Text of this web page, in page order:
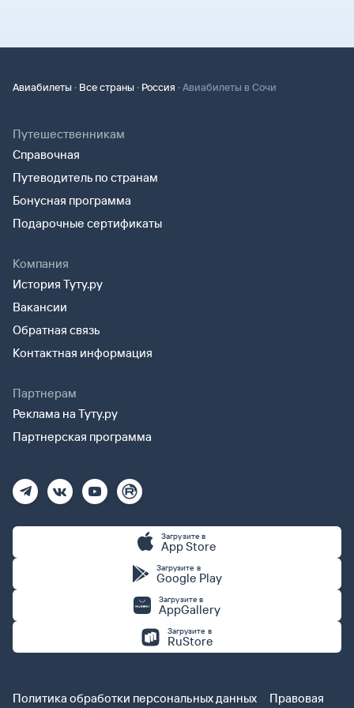
Авиабилеты · Все страны · Россия ·Авиабилеты в Сочи
Путешественникам
Справочная
Путеводитель по странам
Бонусная программа
Подарочные сертификаты
Компания
История Туту.ру
Вакансии
Обратная связь
Контактная информация
Партнерам
Реклама на Туту.ру
Партнерская программа
Загрузите в
App Store
Загрузите в
Google Play
Загрузите в
AppGallery
Загрузите в
RuStore
Политика обработки персональных данных
Правовая